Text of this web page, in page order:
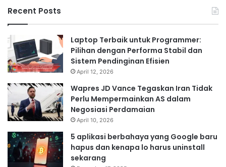
Recent Posts
Laptop Terbaik untuk Programmer:
Pilihan dengan Performa Stabil dan
Sistem Pendinginan Efisien
April 12, 2026
Wapres JD Vance Tegaskan Iran Tidak
Perlu Mempermainkan AS dalam
Negosiasi Perdamaian
April 10, 2026
5 aplikasi berbahaya yang Google baru
hapus dan kenapa lo harus uninstall
sekarang